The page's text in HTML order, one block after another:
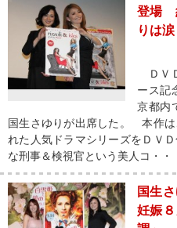
登場
りは涙
ＤＶ
ース記
京都内
国生さゆりが出席した。 本作は
れた人気ドラマシリーズをＤＶ
な刑事＆検視官という美人コ・・
国生
妊娠